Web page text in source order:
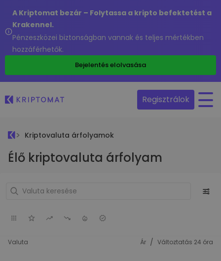
A Kriptomat bezár – Folytassa a kripto befektetést a
Krakennel.
Pénzeszközei biztonságban vannak és teljes mértékben
hozzáférhetők.
Bejelentés elolvasása
Regisztrálok
Kriptovaluta árfolyamok
Élő kriptovaluta árfolyam
Valuta Ár / Változtatás 24 óra